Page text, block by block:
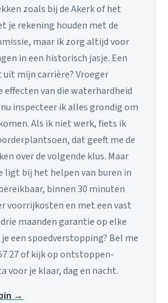
zoals bij de Akerk of het
je rekening houden met de
maar ik zorg altijd voor
in een historisch jasje. Een
mijn carrière? Vroeger
effecten van die waterhardheid
inspecteer ik alles grondig om
Als ik niet werk, fiets ik
dat geeft me de
over de volgende klus. Maar
ligt bij het helpen van buren in
binnen 30 minuten
voorrijkosten en met een vast
maanden garantie op elke
een spoedverstopping? Bel me
27 of kijk op ontstoppen-
voor je klaar, dag en nacht.
→